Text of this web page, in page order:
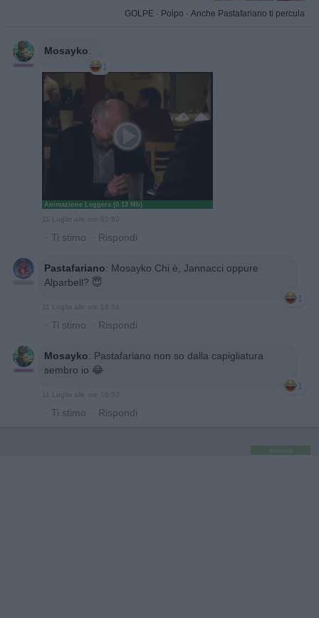
GOLPE · Polpo · Anche Pastafariano ti percula
Mosayko:
1
Animazione Leggera (0.13 Mb)
· Ti stimo · Rispondi
Pastafariano: Mosayko Chi è, Jannacci oppure
Alparbell? 😇
1
· Ti stimo · Rispondi
Mosayko: Pastafariano non so dalla capigliatura
sembro io 😂
1
· Ti stimo · Rispondi
pubblicità